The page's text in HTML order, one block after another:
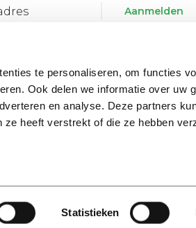
te personaliseren, om functies
Ook delen we informatie over uw
en analyse. Deze partners
heeft verstrekt of die ze hebben
Statistieken
Aanmelden
of tips?Neem contact